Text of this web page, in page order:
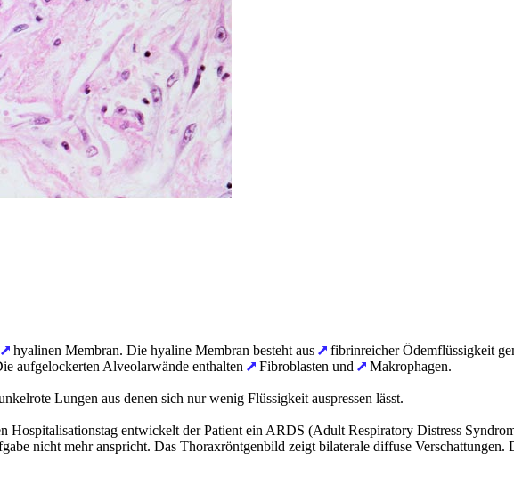
hyalinen Membran. Die hyaline Membran besteht aus
fibrinreicher Ödemflüssigkeit
aufgelockerten Alveolarwände enthalten
Fibroblasten und Makrophagen.
Lungen aus denen sich nur wenig Flüssigkeit auspressen lässt.
Hospitalisationstag entwickelt der Patient ein ARDS (Adult Respiratory Distress
nicht mehr anspricht. Das Thoraxröntgenbild zeigt bilaterale diffuse Verschattungen.